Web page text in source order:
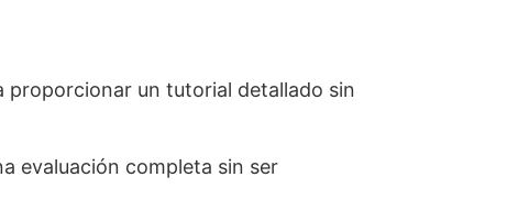
proporcionar un tutorial detallado sin
evaluación completa sin ser